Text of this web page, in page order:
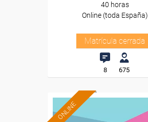
40 horas
Online (toda España)
Matrícula cerrada
8 675
ONLINE